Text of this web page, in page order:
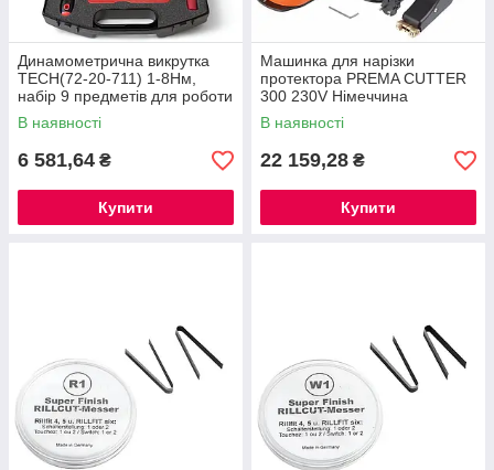
Динамометрична викрутка
TECH(72-20-711) 1-8Нм,
набір 9 предметів для роботи
з датчиками TPMS
В наявності
6 581,64 ₴
Купити
Машинка для нарізки
протектора PREMA CUTTER
300 230V Німеччина
В наявності
22 159,28 ₴
Купити